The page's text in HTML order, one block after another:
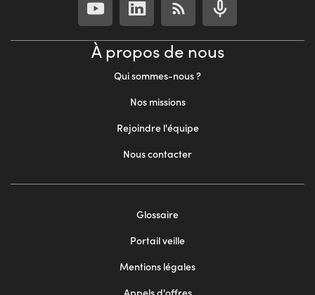
À propos de nous
Qui sommes-nous ?
Nos missions
Rejoindre l'équipe
Nous contacter
Glossaire
Portail veille
Mentions légales